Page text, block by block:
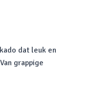
dat leuk en
grappige